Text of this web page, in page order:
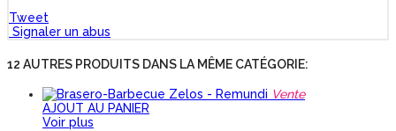
Tweet
Signaler un abus
12 AUTRES PRODUITS DANS LA MÊME CATÉGORIE:
Vente
AJOUT AU PANIER
Voir plus